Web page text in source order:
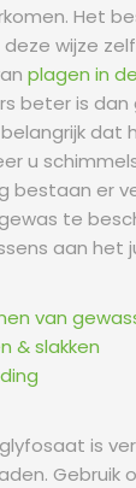
Het
wijze
plagen in
beter is dan
dat
u
bestaan er
te
aan het
van
& slakken
is
Gebruik